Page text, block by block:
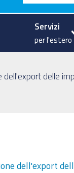
Servizi
per l'estero
delle
dell'export